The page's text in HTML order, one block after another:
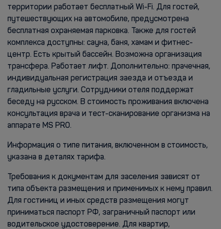
территории работает бесплатный Wi-Fi. Для гостей,
путешествующих на автомобиле, предусмотрена
бесплатная охраняемая парковка. Также для гостей
комплекса доступны: сауна, баня, хамам и фитнес-
центр. Есть крытый бассейн. Возможна организация
трансфера. Работает лифт. Дополнительно: прачечная,
индивидуальная регистрация заезда и отъезда и
гладильные услуги. Сотрудники отеля поддержат
беседу на русском. В стоимость проживания включена
консультация врача и тест-сканирование организма на
аппарате MS PRO.
Информация о типе питания, включенном в стоимость,
указана в деталях тарифа.
Требования к документам для заселения зависят от
типа объекта размещения и применимых к нему правил.
Для гостиниц и иных средств размещения могут
приниматься паспорт РФ, заграничный паспорт или
водительское удостоверение. Для квартир,